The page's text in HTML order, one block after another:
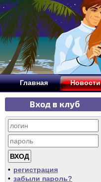
Главная Новости
Вход в клуб
• регистрация
• забыли пароль?